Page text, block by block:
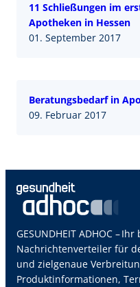
11 Schließungen im
Apotheken in Hessen
01. September 2017
Beratungsbedarf in
09. Februar 2017
GESUNDHEIT ADHOC –
Nachrichtenverteiler für
und zielgenaue
Produktinformationen,